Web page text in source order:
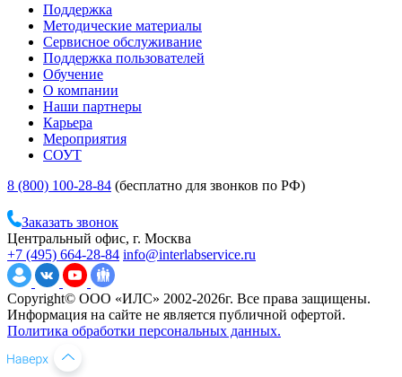
Поддержка
Методические материалы
Сервисное обслуживание
Поддержка пользователей
Обучение
О компании
Наши партнеры
Карьера
Мероприятия
СОУТ
8 (800) 100-28-84 (бесплатно для звонков по РФ)
Заказать звонок
Центральный офис, г. Москва
+7 (495) 664-28-84 info@interlabservice.ru
Copyright© ООО «ИЛС» 2002-2026г. Все права защищены.
Информация на сайте не является публичной офертой.
Политика обработки персональных данных.